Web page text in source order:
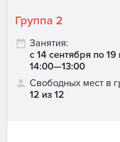
Группа 2
Занятия:
с 14 сентября по 19
14:00—13:00
Свободных мест в
12 из 12